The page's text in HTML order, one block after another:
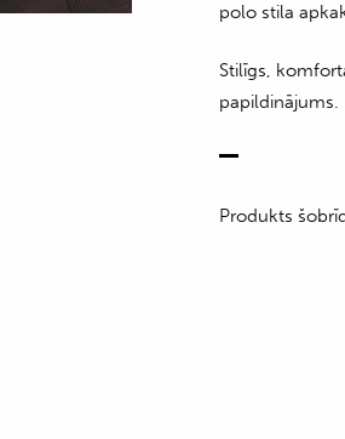
polo stila
Stilīgs,
papildinājums.
Produkts